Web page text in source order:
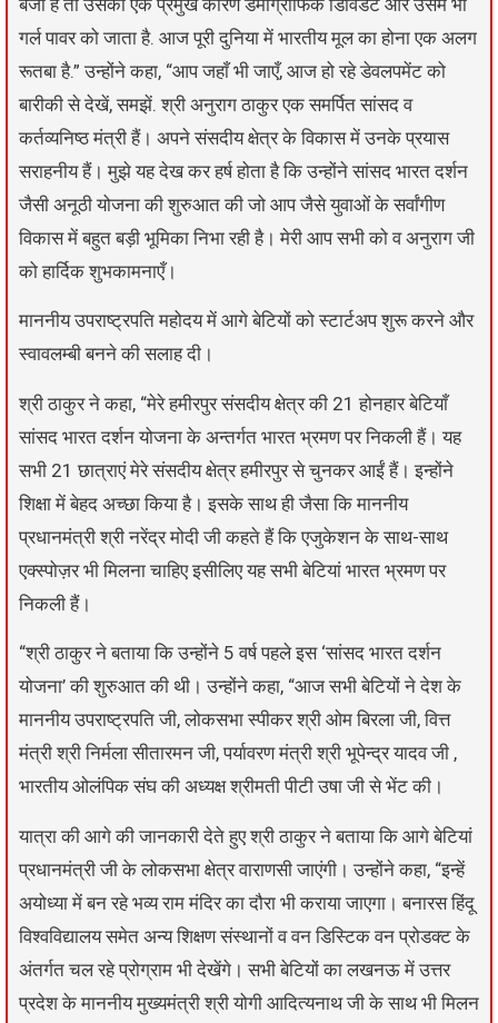
बजा है तो उसका एक प्रमुख कारण डेमोग्राफिक डिविडेंट और उसमे भी
गर्ल पावर को जाता है. आज पूरी दुनिया में भारतीय मूल का होना एक अलग
रूतबा है.” उन्होंने कहा, “आप जहाँ भी जाएँ, आज हो रहे डेवलपमेंट को
बारीकी से देखें, समझें. श्री अनुराग ठाकुर एक समर्पित सांसद व
कर्तव्यनिष्ठ मंत्री हैं। अपने संसदीय क्षेत्र के विकास में उनके प्रयास
सराहनीय हैं। मुझे यह देख कर हर्ष होता है कि उन्होंने सांसद भारत दर्शन
जैसी अनूठी योजना की शुरुआत की जो आप जैसे युवाओं के सर्वांगीण
विकास में बहुत बड़ी भूमिका निभा रही है। मेरी आप सभी को व अनुराग जी
को हार्दिक शुभकामनाएँ।
माननीय उपराष्ट्रपति महोदय में आगे बेटियों को स्टार्टअप शुरू करने और
स्वावलम्बी बनने की सलाह दी।
श्री ठाकुर ने कहा, “मेरे हमीरपुर संसदीय क्षेत्र की 21 होनहार बेटियाँ
सांसद भारत दर्शन योजना के अन्तर्गत भारत भ्रमण पर निकली हैं। यह
सभी 21 छात्राएं मेरे संसदीय क्षेत्र हमीरपुर से चुनकर आईं हैं। इन्होंने
शिक्षा में बेहद अच्छा किया है। इसके साथ ही जैसा कि माननीय
प्रधानमंत्री श्री नरेंद्र मोदी जी कहते हैं कि एजुकेशन के साथ-साथ
एक्स्पोज़र भी मिलना चाहिए इसीलिए यह सभी बेटियां भारत भ्रमण पर
निकली हैं।
“श्री ठाकुर ने बताया कि उन्होंने 5 वर्ष पहले इस ‘सांसद भारत दर्शन
योजना’ की शुरुआत की थी। उन्होंने कहा, “आज सभी बेटियों ने देश के
माननीय उपराष्ट्रपति जी, लोकसभा स्पीकर श्री ओम बिरला जी, वित्त
मंत्री श्री निर्मला सीतारमन जी, पर्यावरण मंत्री श्री भूपेन्द्र यादव जी ,
भारतीय ओलंपिक संघ की अध्यक्ष श्रीमती पीटी उषा जी से भेंट की।
यात्रा की आगे की जानकारी देते हुए श्री ठाकुर ने बताया कि आगे बेटियां
प्रधानमंत्री जी के लोकसभा क्षेत्र वाराणसी जाएंगी। उन्होंने कहा, “इन्हें
अयोध्या में बन रहे भव्य राम मंदिर का दौरा भी कराया जाएगा। बनारस हिंदू
विश्वविद्यालय समेत अन्य शिक्षण संस्थानों व वन डिस्टिक वन प्रोडक्ट के
अंतर्गत चल रहे प्रोग्राम भी देखेंगे। सभी बेटियों का लखनऊ में उत्तर
प्रदेश के माननीय मुख्यमंत्री श्री योगी आदित्यनाथ जी के साथ भी मिलन